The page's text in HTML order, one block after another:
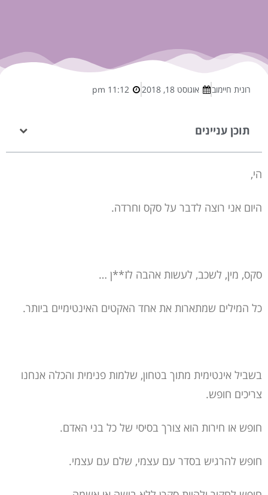
רונית חיימוב אוגוסט 18, 2018 11:12 pm
תוכן עניינים
הי,
היום אני רוצה לדבר על סקס וחרדה.
סקס, מין, לשכב, לעשות אהבה לז**ן …
כל המילים שמתארות את אחד האקטים האינטימיים ביותר.
בשביל אינטימית מתוך בטחון, שלמות פנימית והכלה אנחנו
צריכים חופש.
חופש או חירות הוא צורך בסיסי של כל בני האדם.
חופש להרגיש בסדר עם עצמי, שלם עם עצמי.